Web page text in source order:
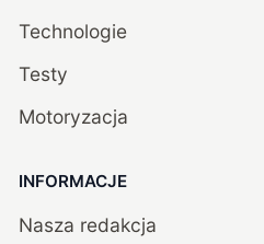
Technologie
Testy
Motoryzacja
INFORMACJE
Nasza redakcja